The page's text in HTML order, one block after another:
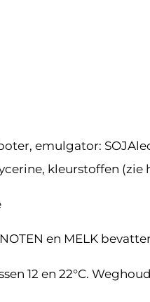
emulgator:
kleurstoffen (zie
en MELK
12 en 22°C.